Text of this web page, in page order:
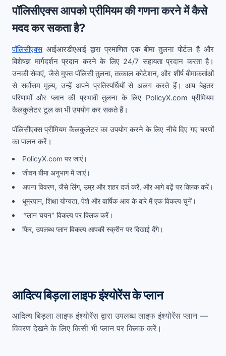
पॉलिसीएक्स आपको प्रीमियम की गणना करने में कैसे
मदद कर सकता है?
पॉलिसीएक्सआईआरडीएआई द्वारा प्रमाणित एक बीमा तुलना पोर्टल है और
विशेषज्ञ मार्गदर्शन प्रदान करने के लिए 24/7 सहायता प्रदान करता है।
उनकी सेवाएं, जैसे मुफ्त पॉलिसी तुलना, तत्काल कोटेशन, और शीर्ष बीमाकर्ताओं
से सर्वोत्तम मूल्य, उन्हें अपने प्रतिस्पर्धियों से अलग करते हैं। आप बेहतर
परिणामों और प्लान की प्रभावी तुलना के लिए PolicyX.com प्रीमियम
कैलकुलेटर टूल का भी उपयोग कर सकते हैं।
पॉलिसीएक्स प्रीमियम कैलकुलेटर का उपयोग करने के लिए नीचे दिए गए चरणों
का पालन करें।
PolicyX.com पर जाएं।
जीवन बीमा अनुभाग में जाएं।
अपना विवरण, जैसे लिंग, उम्र और शहर दर्ज करें, और आगे बढ़ें पर क्लिक करें।
धूम्रपान, शिक्षा योग्यता, पेशे और वार्षिक आय के बारे में एक विकल्प चुनें।
"प्लान चयन" विकल्प पर क्लिक करें।
फिर, उपलब्ध प्लान विकल्प आपकी स्क्रीन पर दिखाई देंगे।
आदित्य बिड़ला लाइफ इंश्योरेंस के प्लान
आदित्य बिड़ला लाइफ इंश्योरेंस द्वारा उपलब्ध लाइफ इंश्योरेंस प्लान —
विवरण देखने के लिए किसी भी प्लान पर क्लिक करें।